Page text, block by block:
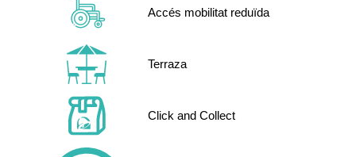
Accés mobilitat reduïda
Terraza
Click and Collect